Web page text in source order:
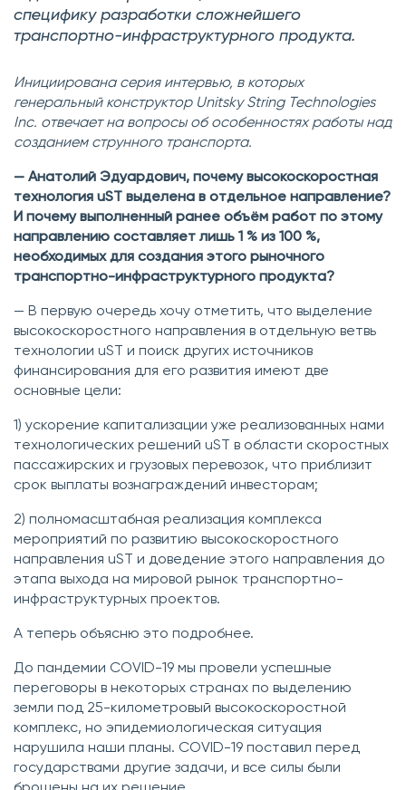
специфику разработки сложнейшего
транспортно-инфраструктурного продукта.
Инициирована серия интервью, в которых
генеральный конструктор Unitsky String Technologies
Inс. отвечает на вопросы об особенностях работы над
созданием струнного транспорта.
— Анатолий Эдуардович, почему высокоскоростная
технология uST выделена в отдельное направление?
И почему выполненный ранее объём работ по этому
направлению составляет лишь 1 % из 100 %,
необходимых для создания этого рыночного
транспортно-инфраструктурного продукта?
— В первую очередь хочу отметить, что выделение
высокоскоростного направления в отдельную ветвь
технологии uST и поиск других источников
финансирования для его развития имеют две
основные цели:
1) ускорение капитализации уже реализованных нами
технологических решений uST в области скоростных
пассажирских и грузовых перевозок, что приблизит
срок выплаты вознаграждений инвесторам;
2) полномасштабная реализация комплекса
мероприятий по развитию высокоскоростного
направления uST и доведение этого направления до
этапа выхода на мировой рынок транспортно-
инфраструктурных проектов.
А теперь объясню это подробнее.
До пандемии COVID-19 мы провели успешные
переговоры в некоторых странах по выделению
земли под 25-километровый высокоскоростной
комплекс, но эпидемиологическая ситуация
нарушила наши планы. COVID-19 поставил перед
государствами другие задачи, и все силы были